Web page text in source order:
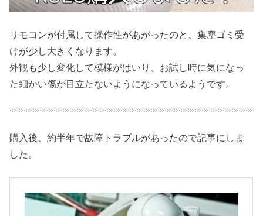
リモコンが付属して操作性があがったのと、集塵ゴミ受
けが少し大きくなります。
外観も少し変化して模様がはいり、お試し時に気になっ
た細かい傷が目立たないようになっているようです。
購入後、約半年で故障トラブルがあったので記事にしま
した。